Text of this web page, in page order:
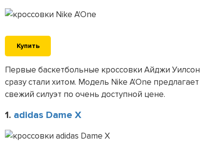
Купить
Первые баскетбольные кроссовки Айджи Уилсон
сразу стали хитом. Модель Nike A'One предлагает
свежий силуэт по очень доступной цене.
1. adidas Dame X